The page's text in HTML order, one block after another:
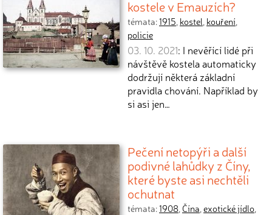
kostele v Emauzích?
témata:1915, kostel, kouření,
policie
03. 10. 2021: I nevěřící lidé při
návštěvě kostela automaticky
dodržují některá základní
pravidla chování. Například by
si asi jen…
Pečení netopýři a další
podivné lahůdky z Číny,
které byste asi nechtěli
ochutnat
témata:1908,Čína,exotické jídlo,